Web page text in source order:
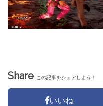
Share この記事をシェアしよう！
いいね